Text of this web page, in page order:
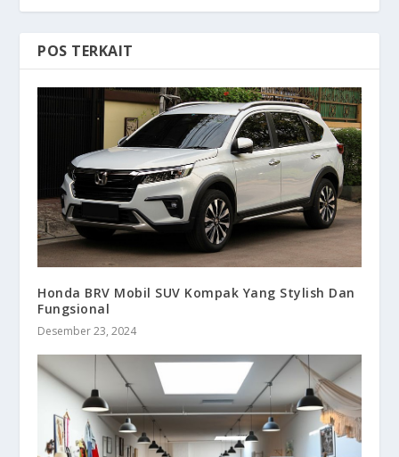
POS TERKAIT
Honda BRV Mobil SUV Kompak Yang Stylish Dan
Fungsional
Desember 23, 2024